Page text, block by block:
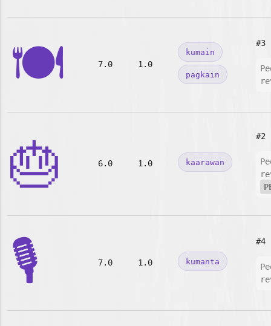
🍽️ 7.0 1.0
kumain
pagkain
#3
🎂 6.0 1.0 kaarawan
#2
🎙️ 7.0 1.0 kumanta
#4